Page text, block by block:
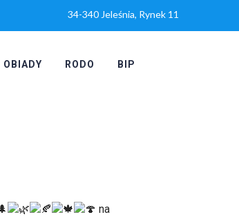
34-340 Jeleśnia, Rynek 11
OBIADY RODO BIP
na